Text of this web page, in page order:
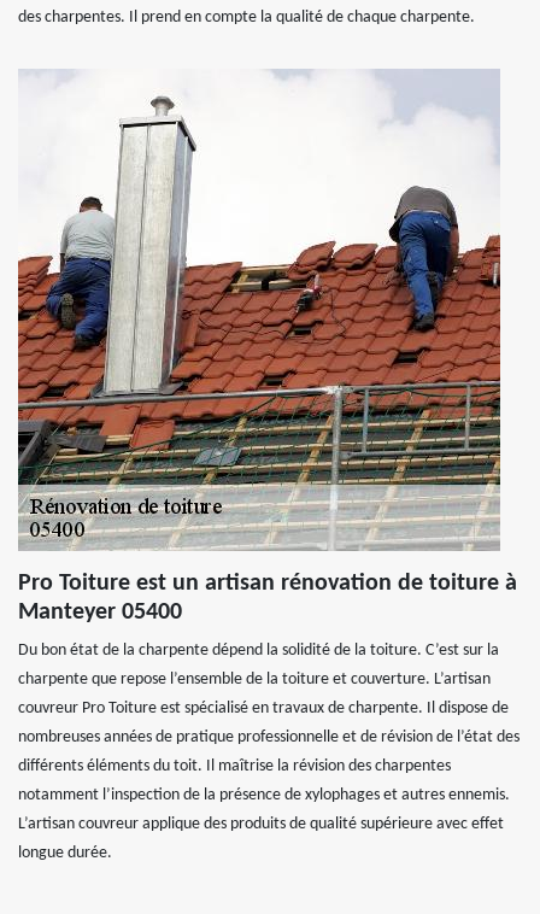
des charpentes. Il prend en compte la qualité de chaque charpente.
Pro Toiture est un artisan rénovation de toiture à
Manteyer 05400
Du bon état de la charpente dépend la solidité de la toiture. C’est sur la
charpente que repose l’ensemble de la toiture et couverture. L’artisan
couvreur Pro Toiture est spécialisé en travaux de charpente. Il dispose de
nombreuses années de pratique professionnelle et de révision de l’état des
différents éléments du toit. Il maîtrise la révision des charpentes
notamment l’inspection de la présence de xylophages et autres ennemis.
L’artisan couvreur applique des produits de qualité supérieure avec effet
longue durée.